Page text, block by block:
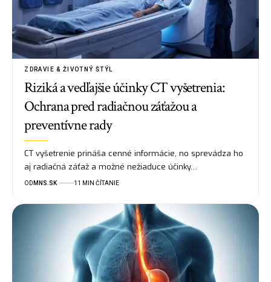
ZDRAVIE & ŽIVOTNÝ ŠTÝL
Riziká a vedľajšie účinky CT vyšetrenia:
Ochrana pred radiačnou záťažou a
preventívne rady
CT vyšetrenie prináša cenné informácie, no sprevádza ho
aj radiačná záťaž a možné nežiaduce účinky…
OD MNS.SK 11 MIN ČÍTANIE